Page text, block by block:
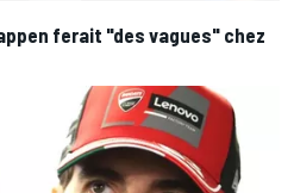
ferait "des vagues" chez